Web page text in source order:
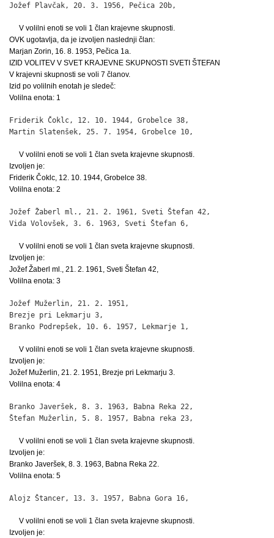
Jožef Plavčak, 20. 3. 1956, Pečica 20b,
V volilni enoti se voli 1 član krajevne skupnosti.
OVK ugotavlja, da je izvoljen naslednji član:
Marjan Zorin, 16. 8. 1953, Pečica 1a.
IZID VOLITEV V SVET KRAJEVNE SKUPNOSTI SVETI ŠTEFAN
V krajevni skupnosti se voli 7 članov.
Izid po volilnih enotah je sledeč:
Volilna enota: 1
Friderik Čoklc, 12. 10. 1944, Grobelce 38,
Martin Slatenšek, 25. 7. 1954, Grobelce 10,
V volilni enoti se voli 1 član sveta krajevne skupnosti.
Izvoljen je:
Friderik Čoklc, 12. 10. 1944, Grobelce 38.
Volilna enota: 2
Jožef Žaberl ml., 21. 2. 1961, Sveti Štefan 42,
Vida Volovšek, 3. 6. 1963, Sveti Štefan 6,
V volilni enoti se voli 1 član sveta krajevne skupnosti.
Izvoljen je:
Jožef Žaberl ml., 21. 2. 1961, Sveti Štefan 42,
Volilna enota: 3
Jožef Mužerlin, 21. 2. 1951,
Brezje pri Lekmarju 3,
Branko Podrepšek, 10. 6. 1957, Lekmarje 1,
V volilni enoti se voli 1 član sveta krajevne skupnosti.
Izvoljen je:
Jožef Mužerlin, 21. 2. 1951, Brezje pri Lekmarju 3.
Volilna enota: 4
Branko Javeršek, 8. 3. 1963, Babna Reka 22,
Štefan Mužerlin, 5. 8. 1957, Babna reka 23,
V volilni enoti se voli 1 član sveta krajevne skupnosti.
Izvoljen je:
Branko Javeršek, 8. 3. 1963, Babna Reka 22.
Volilna enota: 5
Alojz Štancer, 13. 3. 1957, Babna Gora 16,
V volilni enoti se voli 1 član sveta krajevne skupnosti.
Izvoljen je: